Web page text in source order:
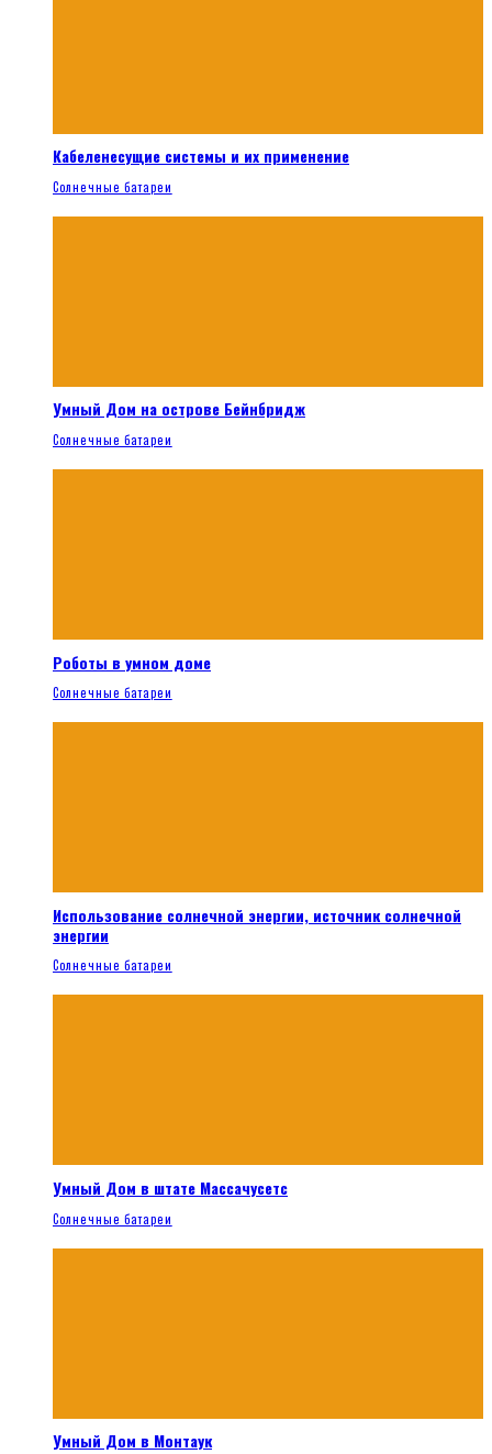
Кабеленесущие системы и их применение
Солнечные батареи
Умный Дом на острове Бейнбридж
Солнечные батареи
Роботы в умном доме
Солнечные батареи
Использование солнечной энергии, источник солнечной
энергии
Солнечные батареи
Умный Дом в штате Массачусетс
Солнечные батареи
Умный Дом в Монтаук